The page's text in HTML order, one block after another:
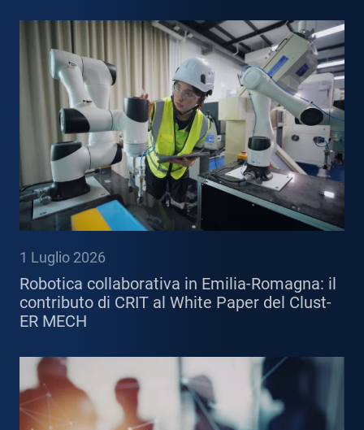
1 Luglio 2026
Robotica collaborativa in Emilia-Romagna: il
contributo di CRIT al White Paper del Clust-
ER MECH